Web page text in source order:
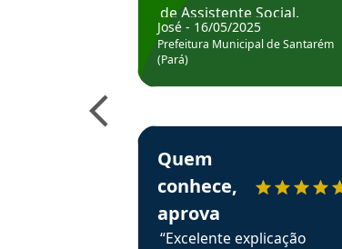
de Assistente Social.
Hoje estou atuando na
Prefeitura de Santarém.
José - 16/05/2025
Prefeitura Municipal de Santarém
(Pará)
Estudante Elais recomenda o
Quem
conhece,
aprova
“Excelente explicação